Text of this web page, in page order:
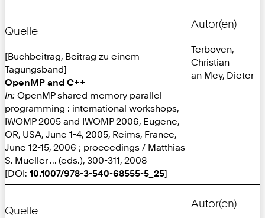
Quelle
[Buchbeitrag, Beitrag zu einem
Tagungsband]
OpenMP and C++
In: OpenMP shared memory parallel
programming : international workshops,
IWOMP 2005 and IWOMP 2006, Eugene,
OR, USA, June 1-4, 2005, Reims, France,
June 12-15, 2006 ; proceedings / Matthias
S. Mueller ... (eds.), 300-311, 2008
[DOI: 10.1007/978-3-540-68555-5_25]
Autor(en)
Terboven,
Christian
an Mey, Dieter
Quelle
Autor(en)